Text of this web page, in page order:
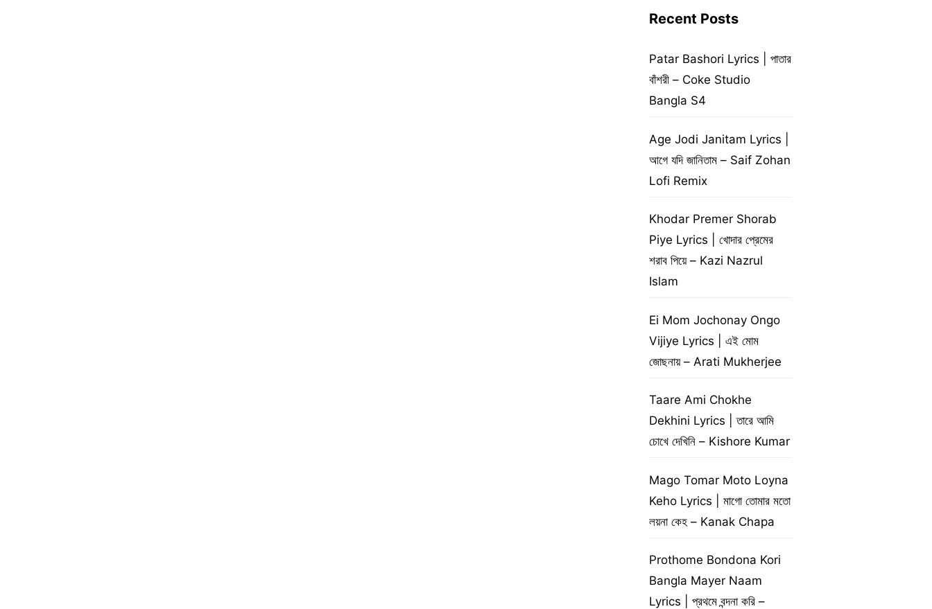
Recent Posts
Patar Bashori Lyrics | পাতার
বাঁশরী – Coke Studio
Bangla S4
Age Jodi Janitam Lyrics |
আগে যদি জানিতাম – Saif Zohan
Lofi Remix
Khodar Premer Shorab
Piye Lyrics | খোদার প্রেমের
শরাব পিয়ে – Kazi Nazrul
Islam
Ei Mom Jochonay Ongo
Vijiye Lyrics | এই মোম
জোছনায় – Arati Mukherjee
Taare Ami Chokhe
Dekhini Lyrics | তারে আমি
চোখে দেখিনি – Kishore Kumar
Mago Tomar Moto Loyna
Keho Lyrics | মাগো তোমার মতো
লয়না কেহ – Kanak Chapa
Prothome Bondona Kori
Bangla Mayer Naam
Lyrics | প্রথমে বন্দনা করি –